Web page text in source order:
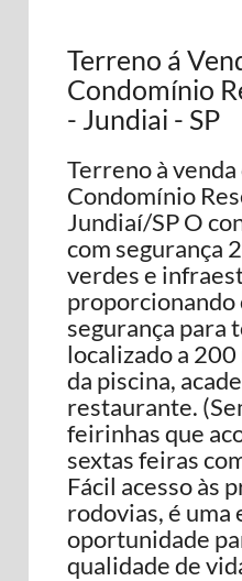
Terreno á
Condomínio
- Jundiai - SP
Terreno à venda
Condomínio
Jundiaí/SP O
com segurança
verdes e
proporcionando
segurança para
localizado a
da piscina,
restaurante.
feirinhas que
sextas feiras
Fácil acesso às
rodovias, é uma
oportunidade
qualidade de